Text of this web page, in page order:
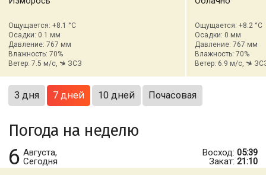
Ощущается: +8.1 °C
Осадки: 0.1 мм
Давление: 767 мм
Влажность: 70%
Ветер: 7.5 м/с,
ЗСЗ
Ощущается: +8.2 °C
Осадки: 0 мм
Давление: 767 мм
Влажность: 70%
Ветер: 6.9 м/с,
3 дня 7 дней 10 дней Почасовая
Погода на неделю
6 Августа,
Сегодня
Восход: 05:39
Закат: 21:10